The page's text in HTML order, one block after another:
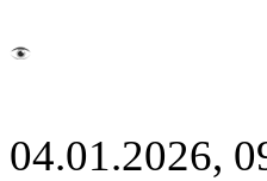
04.01.2026,